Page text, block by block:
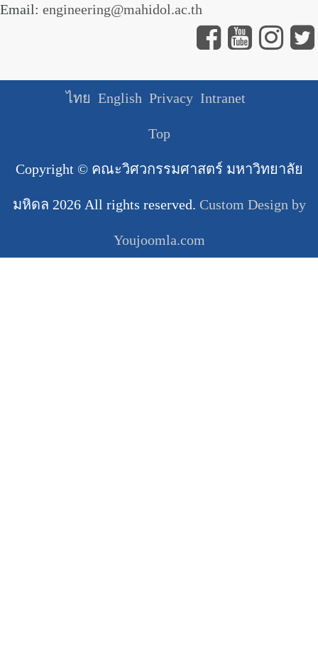
Email: engineering@mahidol.ac.th
ไทย English Privacy Intranet
Top
Copyright © คณะวิศวกรรมศาสตร์ มหาวิทยาลัย
มหิดล 2026 All rights reserved. Custom Design by
Youjoomla.com